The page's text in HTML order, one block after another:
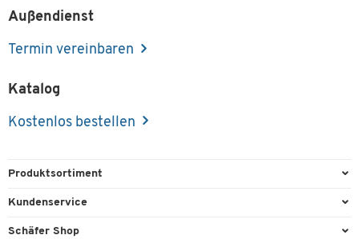
Außendienst
Termin vereinbaren
Katalog
Kostenlos bestellen
Produktsortiment
Büroausstattung
Kundenservice
Direktbestellung
Schäfer Shop